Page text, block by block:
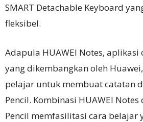
SMART Detachable Keyboard
fleksibel.
Adapula HUAWEI Notes,
yang dikembangkan oleh
pelajar untuk membuat catatan
Pencil. Kombinasi HUAWEI Notes
Pencil memfasilitasi cara belajar